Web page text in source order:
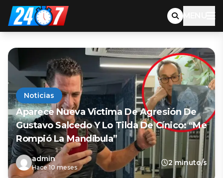
MENU
Noticias
Aparece Nueva Víctima De Agresión De
Gustavo Salcedo Y Lo Tilda De Cínico: “Me
Rompió La Mandíbula”
admin
Hace 10 meses
2 minuto/s